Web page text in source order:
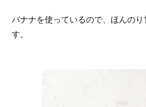
バナナを使っているので、ほんの
す。